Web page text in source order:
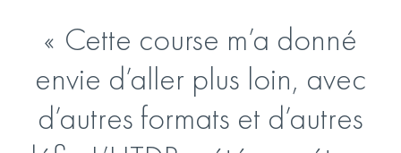
Cette course m’a donné
envie d’aller plus loin, avec
d’autres formats et d’autres